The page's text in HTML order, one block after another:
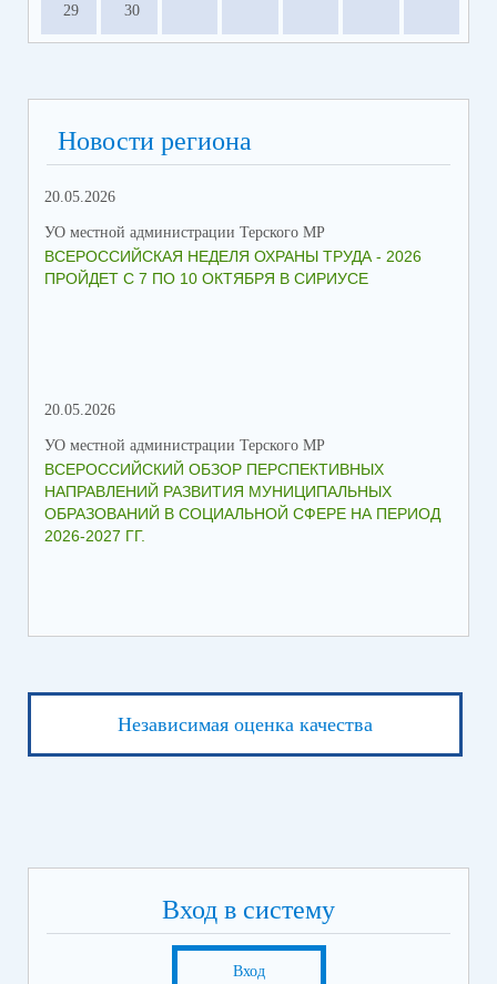
29 30
Новости региона
20.05.2026
УО местной администрации Терского МР
ВСЕРОССИЙСКАЯ НЕДЕЛЯ ОХРАНЫ ТРУДА - 2026
ПРОЙДЕТ С 7 ПО 10 ОКТЯБРЯ В СИРИУСЕ
20.05.2026
УО местной администрации Терского МР
ВСЕРОССИЙСКИЙ ОБЗОР ПЕРСПЕКТИВНЫХ
НАПРАВЛЕНИЙ РАЗВИТИЯ МУНИЦИПАЛЬНЫХ
ОБРАЗОВАНИЙ В СОЦИАЛЬНОЙ СФЕРЕ НА ПЕРИОД
2026-2027 ГГ.
Независимая оценка качества
Вход в систему
Вход